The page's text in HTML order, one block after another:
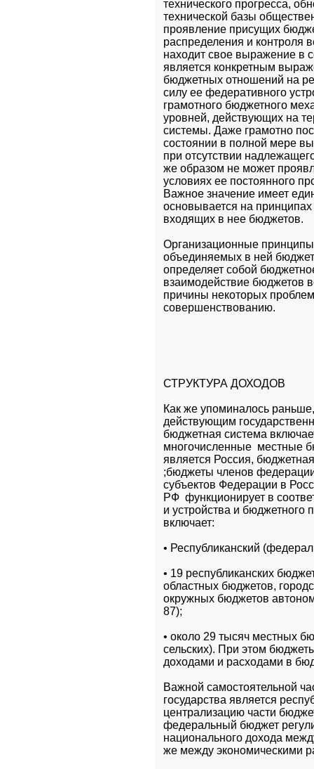
технического прогресса,
технической базы
проявление присущих
распределения и контроля
находит свое выражение в
является конкретным
бюджетных отношений на
силу ее федеративного
грамотного бюджетного
уровней, действующих на
системы. Даже грамотно
состоянии в полной мере
при отсутствии
же образом не может
условиях ее постоянного
Важное значение имеет
основывается на принципах
входящих в нее бюджетов.
Организационные принципы
объединяемых в ней
определяет собой
взаимодействие бюджетов
причины некоторых
совершенствованию.
СТРУКТУРА ДОХОДОВ
Как же упоминалось
действующим
бюджетная система
многочисленные  местные
является Россия,
;бюджеты членов
субъектов Федерации в
РФ  функционирует в
и устройства и бюджетного
включает:
• Республиканский
• 19 республиканских
областных бюджетов,
окружных бюджетов
87);
• около 29 тысяч местных
сельских). При этом
доходами и расходами в
Важной самостоятельной
государства является
централизацию части
федеральный бюджет
национального дохода
же между экономическими